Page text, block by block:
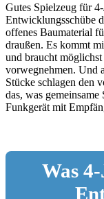
Gutes Spielzeug für
Entwicklungsschübe
offenes Baumaterial
draußen. Es kommt
und braucht
vorwegnehmen. Und
Stücke schlagen den
das, was
Funkgerät mit
Was